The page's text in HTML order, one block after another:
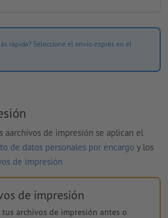
rápida? Seleccione el envío exprés en el
aarchivos de impresión se aplican el
de datos personales por encargo y los
de impresión
de impresión
tus archivos de impresión antes o